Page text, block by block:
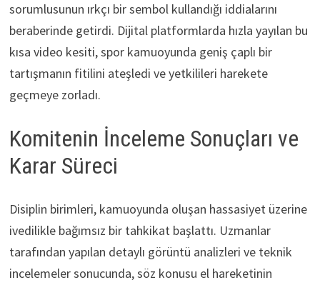
sorumlusunun ırkçı bir sembol kullandığı iddialarını
beraberinde getirdi. Dijital platformlarda hızla yayılan bu
kısa video kesiti, spor kamuoyunda geniş çaplı bir
tartışmanın fitilini ateşledi ve yetkilileri harekete
geçmeye zorladı.
Komitenin İnceleme Sonuçları ve
Karar Süreci
Disiplin birimleri, kamuoyunda oluşan hassasiyet üzerine
ivedilikle bağımsız bir tahkikat başlattı. Uzmanlar
tarafından yapılan detaylı görüntü analizleri ve teknik
incelemeler sonucunda, söz konusu el hareketinin